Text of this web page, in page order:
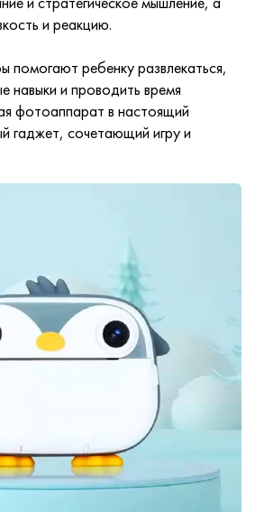
и реакцию.
помогают ребенку развлекаться,
навыки и проводить время
фотоаппарат в настоящий
гаджет, сочетающий игру и